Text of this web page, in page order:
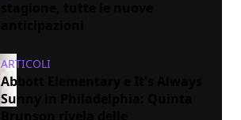
ARTICOLI
Abbott Elementary e It's Always
Sunny in Philadelphia: Quinta